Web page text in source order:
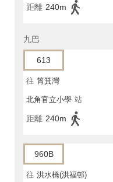
距離 240m
九巴
613
往 筲箕灣
北角官立小學 站
距離 240m
960B
往 洪水橋(洪福邨)